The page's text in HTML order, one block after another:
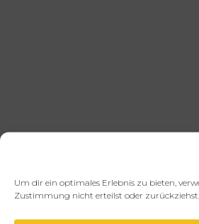
Um dir ein optimales Erlebnis zu bieten,
Zustimmung nicht erteilst oder